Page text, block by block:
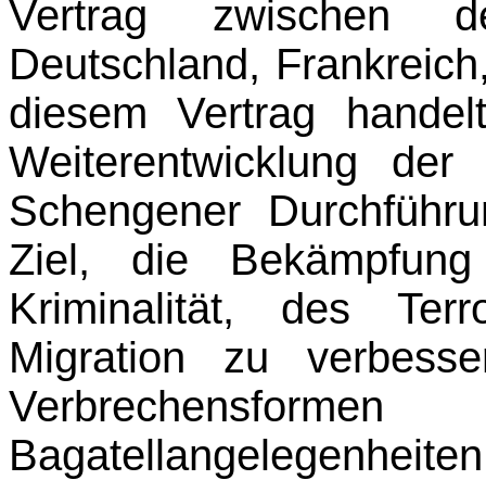
Vertrag zwischen
Deutschland,
diesem Vertrag
Weiterentwicklung
Schengener
Ziel, die Bekämpfung
Kriminalität, des
Migration zu